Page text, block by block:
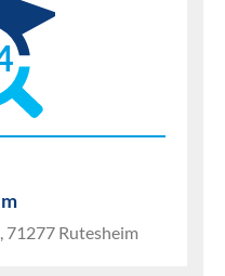
71277 Rutesheim